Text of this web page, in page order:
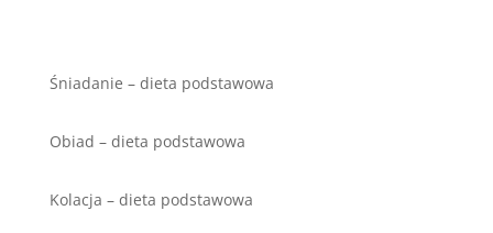
Śniadanie – dieta podstawowa
Obiad – dieta podstawowa
Kolacja – dieta podstawowa